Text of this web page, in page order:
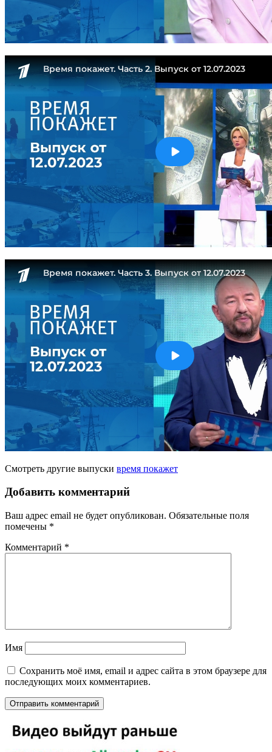
Смотреть другие выпуски время покажет
Добавить комментарий
Ваш адрес email не будет опубликован. Обязательные поля
помечены *
Комментарий *
Имя
Сохранить моё имя, email и адрес сайта в этом браузере для
последующих моих комментариев.